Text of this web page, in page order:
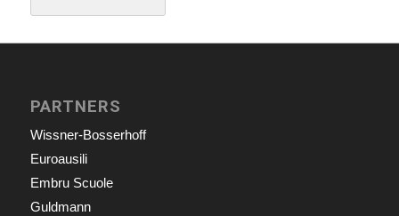
PARTNERS
Wissner-Bosserhoff
Euroausili
Embru Scuole
Guldmann